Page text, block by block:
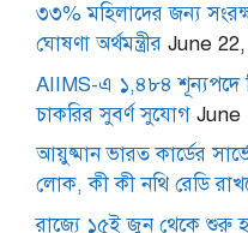
৩৩% মহিলাদের জন্য
ঘোষণা অর্থমন্ত্রীর June
AIIMS-এ ১,৪৮৪ শূন্যপদে
চাকরির সুবর্ণ সুযোগ June
আয়ুষ্মান ভারত কার্ডের
লোক, কী কী নথি রেডি
রাজ্যে ১৫ই জুন থেকে শুরু